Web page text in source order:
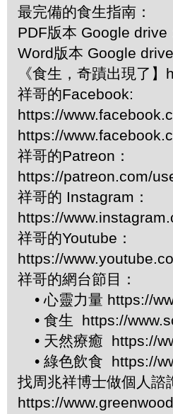
最完備的食生指南：
PDF版本 Google
Word版本 Google
《食生，奇蹟出現了
祥哥的Facebook:
https://
https://
祥哥的Patreon：
https://patreon.com/
祥哥的 Instagram：
https://
祥哥的Youtube：
https://
祥哥的網台節目：
• 心靈力量 https://
• 食生 https://
• 天然療癒 https://
• 綠色飲食 https://
找周兆祥博士做個人諮
https://